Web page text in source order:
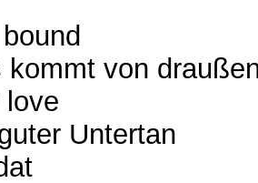
kommt von
Untertan